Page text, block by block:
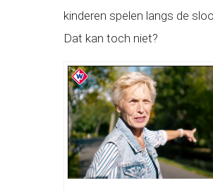
kinderen spelen langs de
Dat kan toch niet?